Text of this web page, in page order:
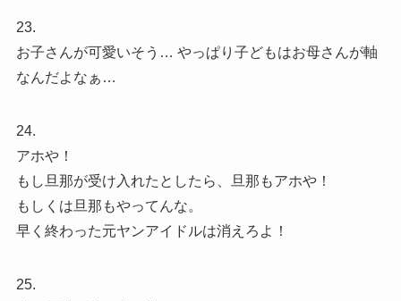
23.
お子さんが可愛いそう… やっぱり子どもはお母さんが軸
なんだよなぁ…
24.
アホや！
もし旦那が受け入れたとしたら、旦那もアホや！
もしくは旦那もやってんな。
早く終わった元ヤンアイドルは消えろよ！
25.